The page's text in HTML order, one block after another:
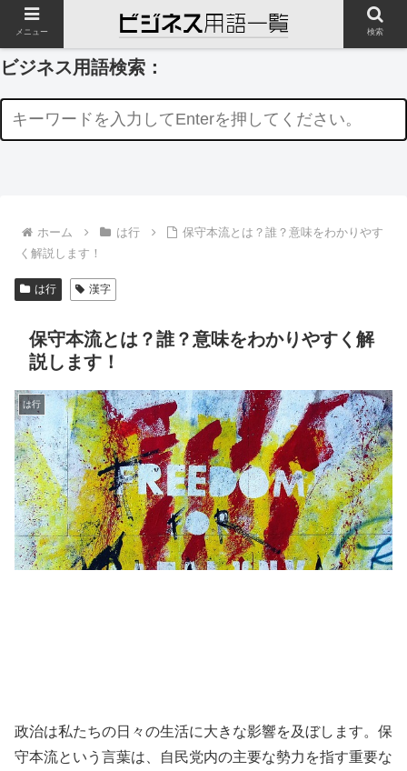
ビジネス用語検索：
ホーム は行
保守本流とは？誰？意味をわかりやす
く解説します！
は行 漢字
保守本流とは？誰？意味をわかりやすく解
説します！
は行
政治は私たちの日々の生活に大きな影響を及ぼします。保
守本流という言葉は、自民党内の主要な勢力を指す重要な
メニュー 検索